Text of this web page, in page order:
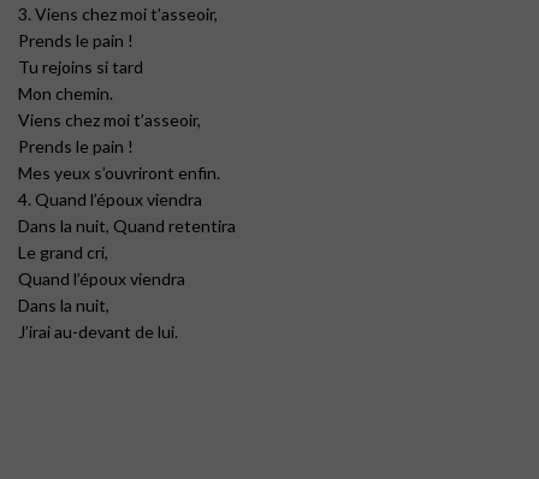
3. Viens chez moi t’asseoir,
Prends le pain !
Tu rejoins si tard
Mon chemin.
Viens chez moi t’asseoir,
Prends le pain !
Mes yeux s’ouvriront enfin.
4. Quand l’époux viendra
Dans la nuit, Quand retentira
Le grand cri,
Quand l’époux viendra
Dans la nuit,
J’irai au-devant de lui.